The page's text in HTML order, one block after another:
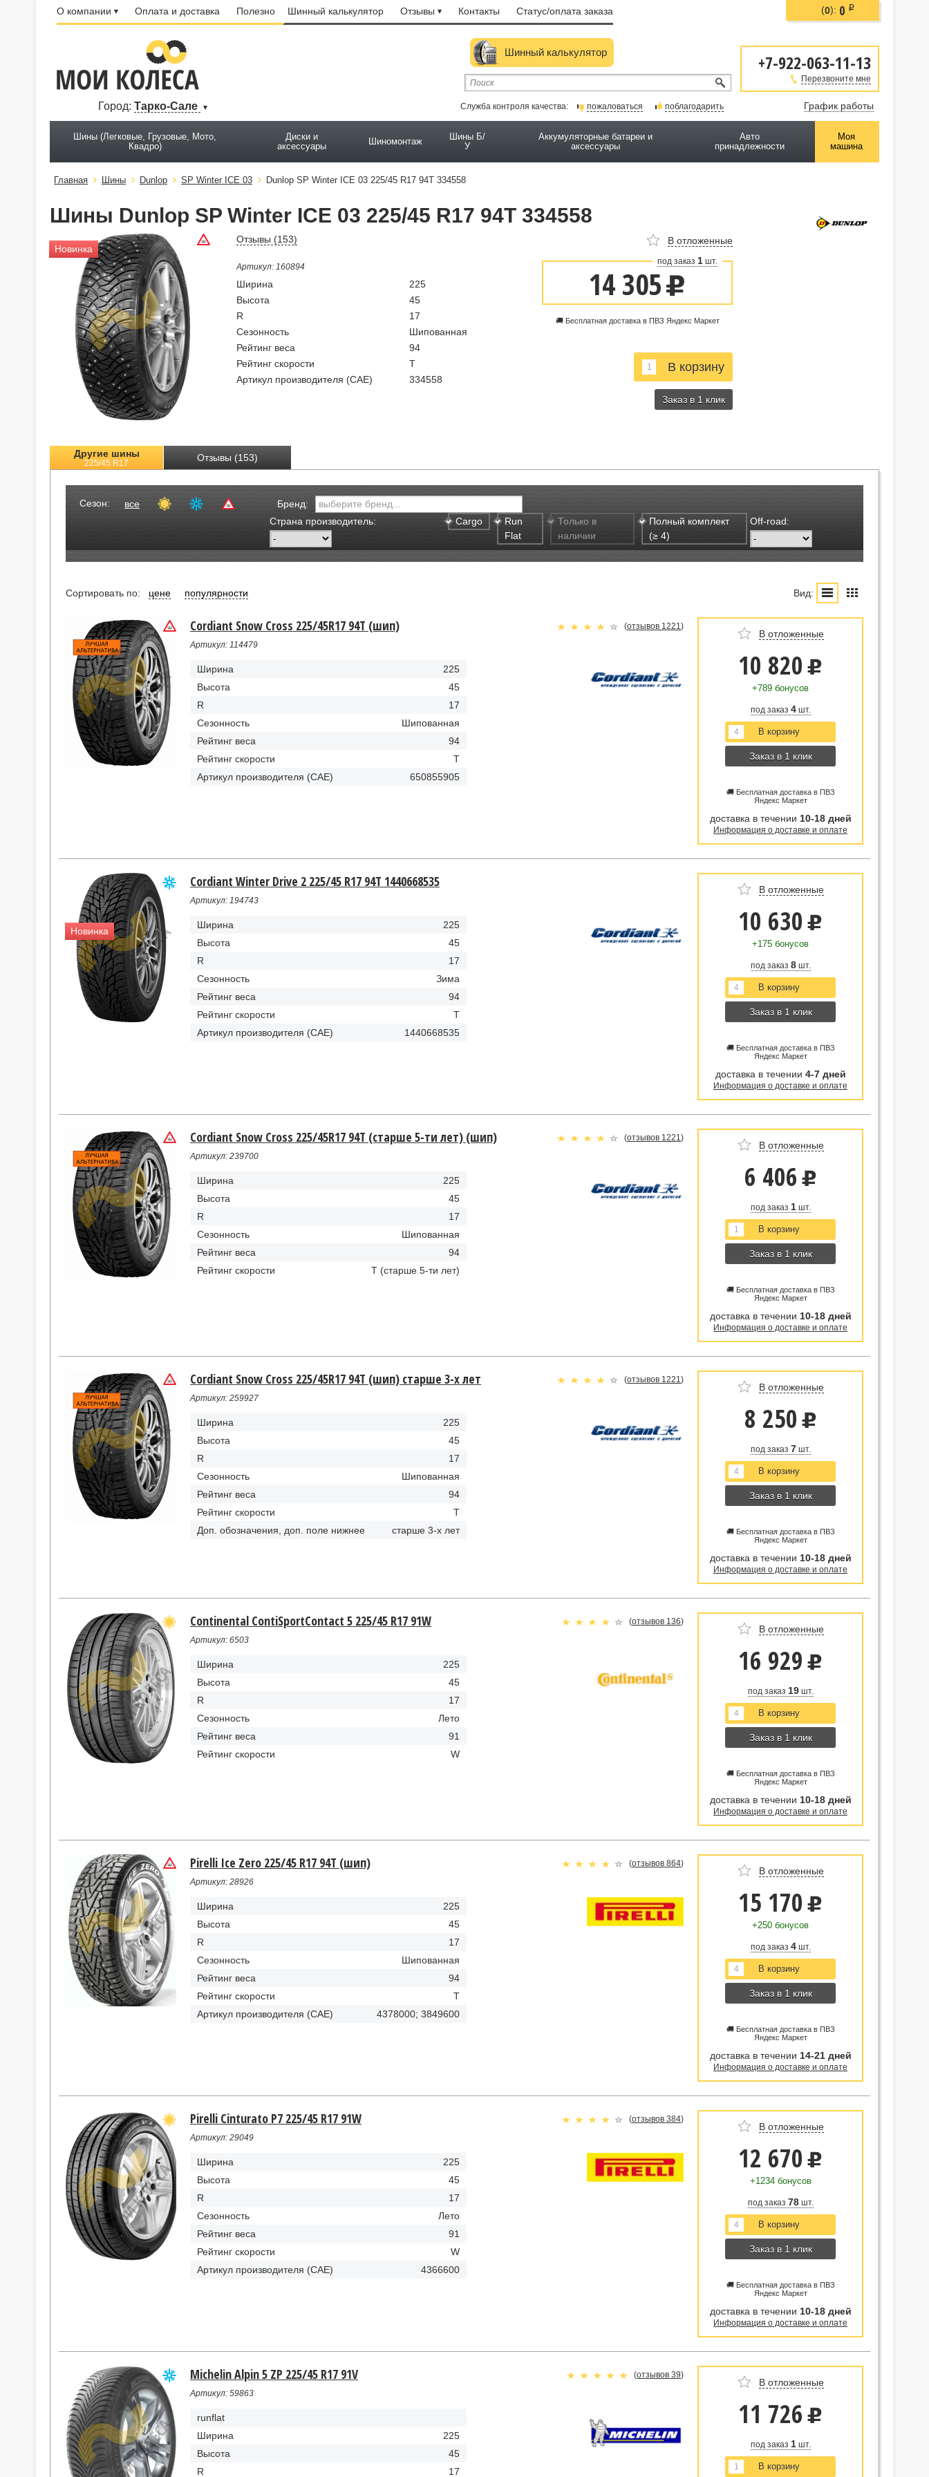
О компании Оплата и доставка Полезно Шинный калькулятор Отзывы Контакты Статус/оплата заказа
+7-922-063-11-13
Перезвоните мне
Город: Тарко-Сале
Шинный калькулятор
Служба контроля качества: пожаловаться поблагодарить График работы
Шины (Легковые, Грузовые, Мото,
Квадро)
Диски и
аксессуары
Шиномонтаж
Шины Б/
У
Аккумуляторные батареи и
аксессуары
Авто
принадлежности
Моя
машина
Главная Шины Dunlop SP Winter ICE 03 Dunlop SP Winter ICE 03 225/45 R17 94T 334558
Шины Dunlop SP Winter ICE 03 225/45 R17 94T 334558
Новинка
Отзывы (153)
Артикул: 160894
Ширина
225
Высота
45
R
17
Сезонность
Шипованная
Рейтинг веса
94
Рейтинг скорости
T
Артикул производителя (CAE)
334558
В отложенные
под заказ 1 шт.
14 305u
🚚 Бесплатная доставка в ПВЗ Яндекс Маркет
Заказ в 1 клик
Другие шины
225/45 R17 Отзывы (153)
Сезон: все
Бренд:
Страна производитель:
Cargo
Run
Flat
Только в
наличии
Полный комплект
(≥ 4)
Off-road:
Сортировать по: цене популярности Вид:
Cordiant Snow Cross 225/45R17 94T (шип) (отзывов 1221 )
Артикул: 114479
Ширина
225
Высота
45
R
17
Сезонность
Шипованная
Рейтинг веса
94
Рейтинг скорости
T
Артикул производителя (CAE)
650855905
В отложенные
10 820 u
+789 бонусов
под заказ 4шт.
Заказ в 1 клик
🚚 Бесплатная доставка в ПВЗ
Яндекс Маркет
доставка в течении 10-18 дней
Информация о доставке и оплате
Новинка
Cordiant Winter Drive 2 225/45 R17 94T 1440668535
Артикул: 194743
Ширина
225
Высота
45
R
17
Сезонность
Зима
Рейтинг веса
94
Рейтинг скорости
T
Артикул производителя (CAE)
1440668535
В отложенные
10 630 u
+175 бонусов
под заказ 8шт.
Заказ в 1 клик
🚚 Бесплатная доставка в ПВЗ
Яндекс Маркет
доставка в течении 4-7 дней
Информация о доставке и оплате
Cordiant Snow Cross 225/45R17 94T (старше 5-ти лет) (шип) (отзывов 1221 )
Артикул: 239700
Ширина
225
Высота
45
R
17
Сезонность
Шипованная
Рейтинг веса
94
Рейтинг скорости
T (старше 5-ти лет)
В отложенные
6 406 u
под заказ 1шт.
Заказ в 1 клик
🚚 Бесплатная доставка в ПВЗ
Яндекс Маркет
доставка в течении 10-18 дней
Информация о доставке и оплате
Cordiant Snow Cross 225/45R17 94Т (шип) старше 3-х лет (отзывов 1221 )
Артикул: 259927
Ширина
225
Высота
45
R
17
Сезонность
Шипованная
Рейтинг веса
94
Рейтинг скорости
Т
Доп. обозначения, доп. поле нижнее
старше 3-х лет
В отложенные
8 250 u
под заказ 7шт.
Заказ в 1 клик
🚚 Бесплатная доставка в ПВЗ
Яндекс Маркет
доставка в течении 10-18 дней
Информация о доставке и оплате
Continental ContiSportContact 5 225/45 R17 91W (отзывов 136)
Артикул: 6503
Ширина
225
Высота
45
R
17
Сезонность
Лето
Рейтинг веса
91
Рейтинг скорости
W
В отложенные
16 929 u
под заказ 19шт.
Заказ в 1 клик
🚚 Бесплатная доставка в ПВЗ
Яндекс Маркет
доставка в течении 10-18 дней
Информация о доставке и оплате
Pirelli Ice Zero 225/45 R17 94T (шип) (отзывов 864)
Артикул: 28926
Ширина
225
Высота
45
R
17
Сезонность
Шипованная
Рейтинг веса
94
Рейтинг скорости
T
Артикул производителя (CAE)
4378000; 3849600
В отложенные
15 170 u
+250 бонусов
под заказ 4шт.
Заказ в 1 клик
🚚 Бесплатная доставка в ПВЗ
Яндекс Маркет
доставка в течении 14-21 дней
Информация о доставке и оплате
Pirelli Cinturato P7 225/45 R17 91W (отзывов 384)
Артикул: 29049
Ширина
225
Высота
45
R
17
Сезонность
Лето
Рейтинг веса
91
Рейтинг скорости
W
Артикул производителя (CAE)
4366600
В отложенные
12 670 u
+1234 бонусов
под заказ 78шт.
Заказ в 1 клик
🚚 Бесплатная доставка в ПВЗ
Яндекс Маркет
доставка в течении 10-18 дней
Информация о доставке и оплате
Michelin Alpin 5 ZP 225/45 R17 91V (отзывов 39)
Артикул: 59863
runflat
Ширина
225
Высота
45
R
17
В отложенные
11 726 u
под заказ 1шт.
(0): 0 i